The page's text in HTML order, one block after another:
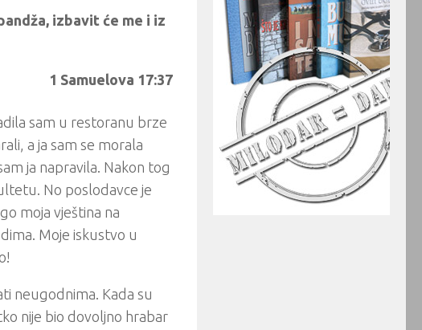
izbavit će me i iz
1 Samuelova 17:37
sam u restoranu brze
a ja sam se morala
ja napravila. Nakon tog
No poslodavce je
moja vještina na
Moje iskustvo u
neugodnima. Kada su
nije bio dovoljno hrabar